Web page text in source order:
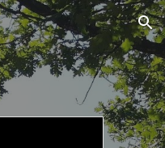
Skip to navigation